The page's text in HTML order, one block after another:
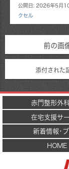
公開日: 2026年5月
クセル
前の画
添付された
赤門整形外
在宅支援サ
新着情報･
HOME